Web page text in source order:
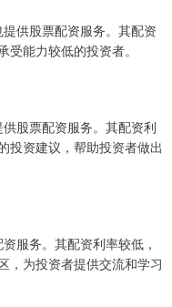
供股票配资服务。其配资
能力较低的投资者。
股票配资服务。其配资利
投资建议，帮助投资者做出
服务。其配资利率较低，
，为投资者提供交流和学习